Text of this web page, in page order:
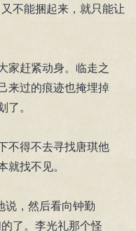
不能捆起来，就只能让
家赶紧动身。临走之
来过的痕迹也掩埋掉
。
不得不去寻找唐琪他
找不见。
说，然后看向钟勤
了。李光礼那个怪